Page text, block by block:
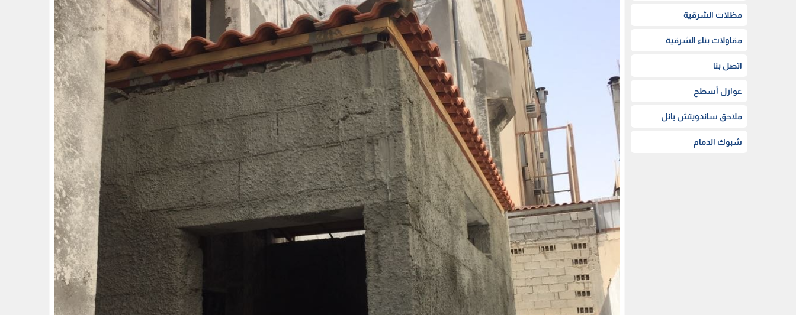
مظلات الشرقية
مقاولات بناء الشرقية
اتصل بنا
عوازل أسطح
ملاحق ساندويتش بانل
شبوك الدمام